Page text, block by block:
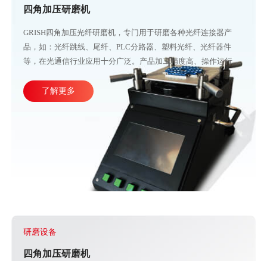
四角加压研磨机
GRISH四角加压光纤研磨机，专门用于研磨各种光纤连接器产
品，如：光纤跳线、尾纤、PLC分路器、塑料光纤、光纤器件
等，在光通信行业应用十分广泛。产品加工精度高、操作运行稳
定，直观的大屏幕设计可使参数调整更加方便快捷。目前比较成
熟的产线加工方式主要由四台或五台光纤研磨机，再配合各种规
格的PC、APC、UPC等研磨夹具组成。
了解更多
研磨设备
四角加压研磨机